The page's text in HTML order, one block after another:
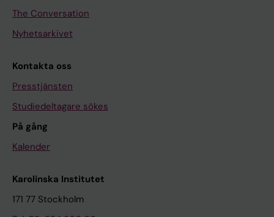
The Conversation
Nyhetsarkivet
Kontakta oss
Presstjänsten
Studiedeltagare sökes
På gång
Kalender
Karolinska Institutet
171 77 Stockholm